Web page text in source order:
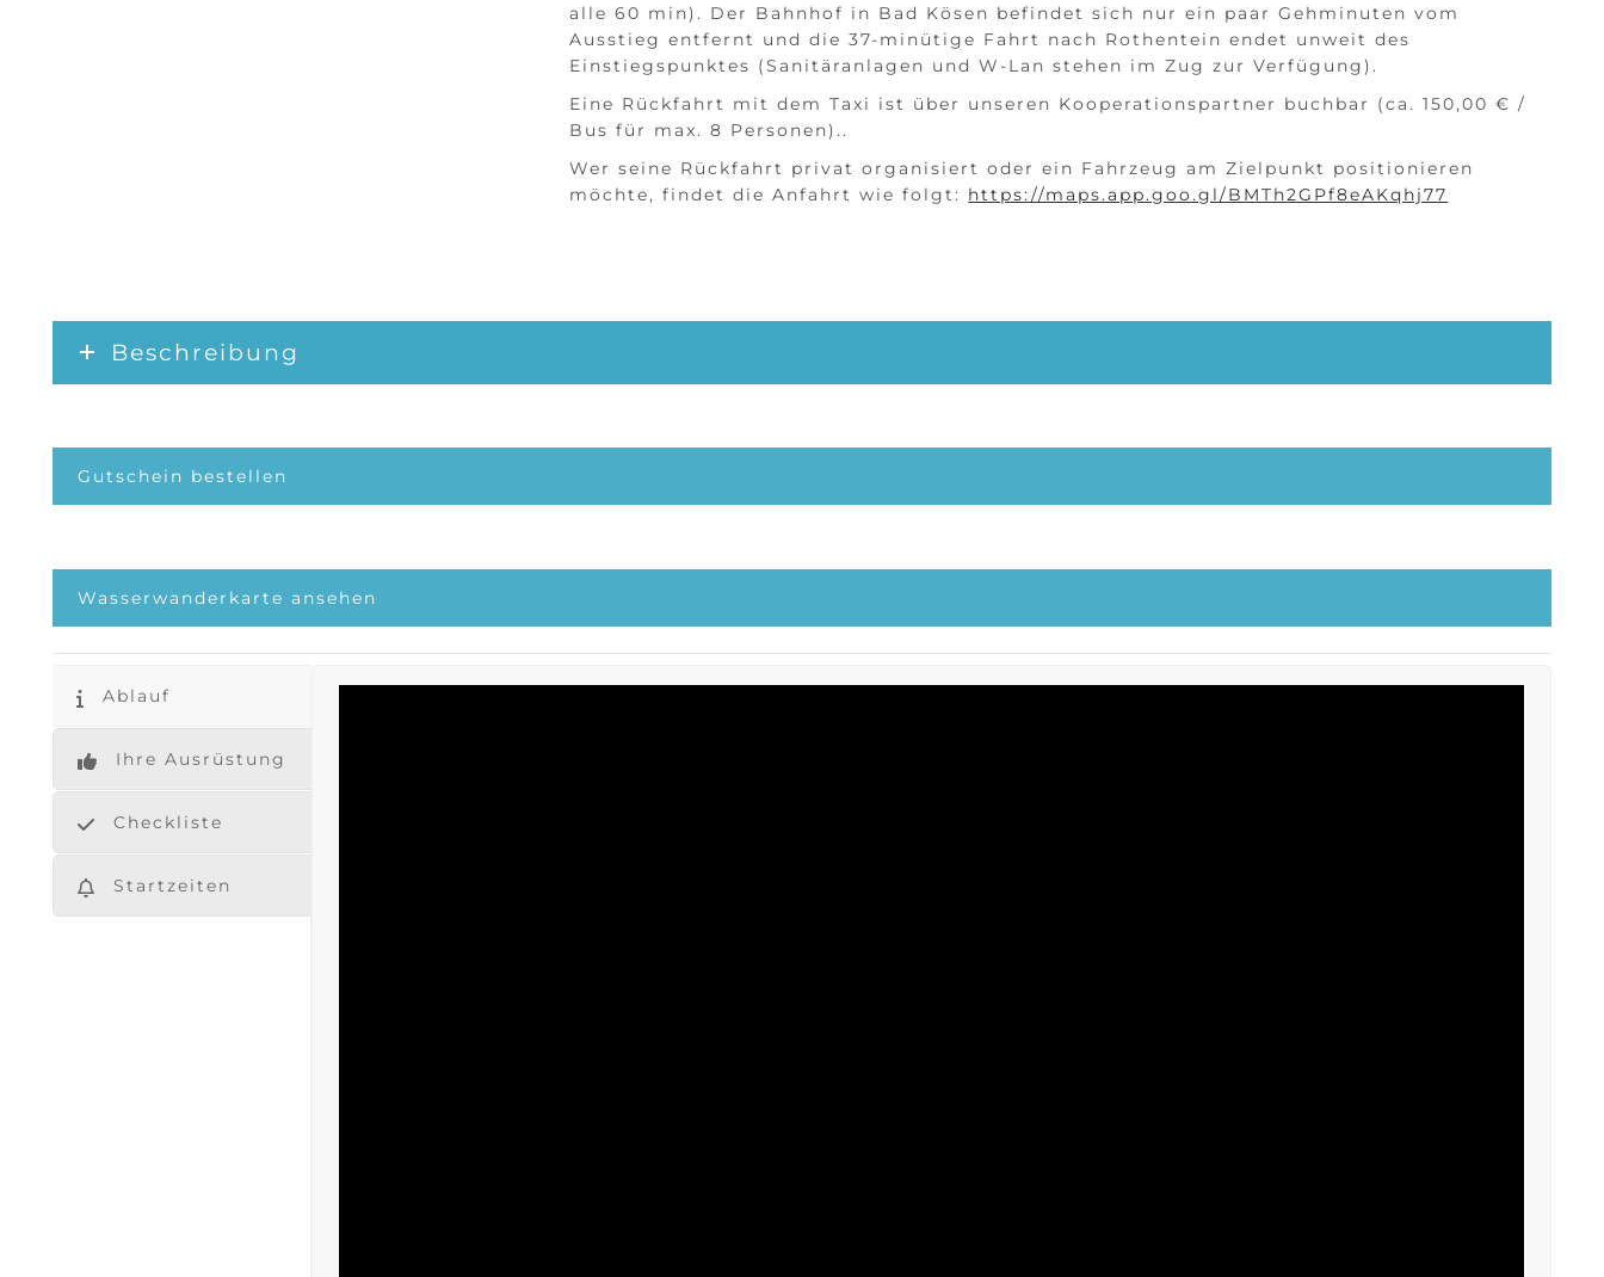
alle 60 min). Der Bahnhof in Bad Kösen befindet sich nur ein paar Gehminuten vom
Ausstieg entfernt und die 37-minütige Fahrt nach Rothentein endet unweit des
Einstiegspunktes (Sanitäranlagen und W-Lan stehen im Zug zur Verfügung).
Eine Rückfahrt mit dem Taxi ist über unseren Kooperationspartner buchbar (ca. 150,00 € /
Bus für max. 8 Personen)..
Wer seine Rückfahrt privat organisiert oder ein Fahrzeug am Zielpunkt positionieren
möchte, findet die Anfahrt wie folgt: https://maps.app.goo.gl/BMTh2GPf8eAKqhj77
Beschreibung
Gutschein bestellen
Wasserwanderkarte ansehen
Ablauf
Ihre Ausrüstung
Checkliste
Startzeiten